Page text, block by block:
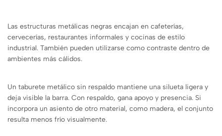
Las estructuras metálicas negras encajan en cafeterías,
cervecerías, restaurantes informales y cocinas de estilo
industrial. También pueden utilizarse como contraste dentro de
ambientes más cálidos.
Un taburete metálico sin respaldo mantiene una silueta ligera y
deja visible la barra. Con respaldo, gana apoyo y presencia. Si
incorpora un asiento de otro material, como madera, el conjunto
resulta menos frío visualmente.